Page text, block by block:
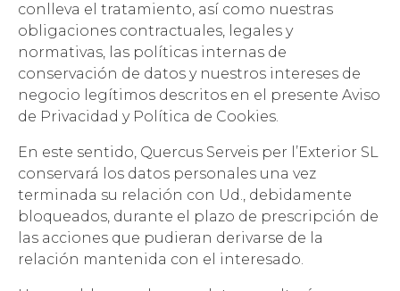
conlleva el tratamiento, así como nuestras
obligaciones contractuales, legales y
normativas, las políticas internas de
conservación de datos y nuestros intereses de
negocio legítimos descritos en el presente Aviso
de Privacidad y Política de Cookies.
En este sentido, Quercus Serveis per l’Exterior SL
conservará los datos personales una vez
terminada su relación con Ud., debidamente
bloqueados, durante el plazo de prescripción de
las acciones que pudieran derivarse de la
relación mantenida con el interesado.